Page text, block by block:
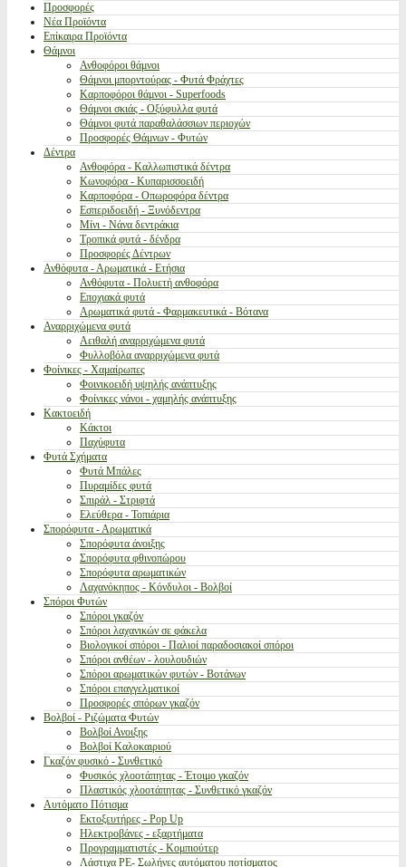
Προσφορές
Νέα Προϊόντα
Επίκαιρα Προϊόντα
Θάμνοι
Ανθοφόροι θάμνοι
Θάμνοι μπορντούρας - Φυτά Φράχτες
Καρποφόροι θάμνοι - Superfoods
Θάμνοι σκιάς - Οξύφυλλα φυτά
Θάμνοι φυτά παραθαλάσσιων περιοχών
Προσφορές Θάμνων - Φυτών
Δέντρα
Ανθοφόρα - Καλλωπιστικά δέντρα
Κωνοφόρα - Κυπαρισσοειδή
Καρποφόρα - Οπωροφόρα δέντρα
Εσπεριδοειδή - Ξυνόδεντρα
Μίνι - Νάνα δεντράκια
Τροπικά φυτά - δένδρα
Προσφορές Δέντρων
Ανθόφυτα - Αρωματικά - Ετήσια
Ανθόφυτα - Πολυετή ανθοφόρα
Εποχιακά φυτά
Αρωματικά φυτά - Φαρμακευτικά - Βότανα
Αναρριχώμενα φυτά
Αειθαλή αναρριχώμενα φυτά
Φυλλοβόλα αναρριχώμενα φυτά
Φοίνικες - Χαμαίρωπες
Φοινικοειδή υψηλής ανάπτυξης
Φοίνικες νάνοι - χαμηλής ανάπτυξης
Κακτοειδή
Κάκτοι
Παχύφυτα
Φυτά Σχήματα
Φυτά Μπάλες
Πυραμίδες φυτά
Σπιράλ - Στριφτά
Ελεύθερα - Τοπιάρια
Σπορόφυτα - Αρωματικά
Σπορόφυτα άνοιξης
Σπορόφυτα φθινοπώρου
Σπορόφυτα αρωματικών
Λαχανόκηπος - Κόνδυλοι - Βολβοί
Σπόροι Φυτών
Σπόροι γκαζόν
Σπόροι λαχανικών σε φάκελα
Βιολογικοί σπόροι - Παλιοί παραδοσιακοί σπόροι
Σπόροι ανθέων - λουλουδιών
Σπόροι αρωματικών φυτών - Βοτάνων
Σπόροι επαγγελματικοί
Προσφορές σπόρων γκαζόν
Βολβοί - Ριζώματα Φυτών
Βολβοί Ανοιξης
Βολβοί Καλοκαιριού
Γκαζόν φυσικό - Συνθετικό
Φυσικός χλοοτάπητας - Έτοιμο γκαζόν
Πλαστικός χλοοτάπητας - Συνθετικό γκαζόν
Αυτόματο Πότισμα
Εκτοξευτήρες - Pop Up
Ηλεκτροβάνες - εξαρτήματα
Προγραμματιστές - Κομπιούτερ
Λάστιχα PE- Σωλήνες αυτόματου ποτίσματος